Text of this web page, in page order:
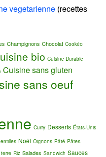
vegetarienne (recettes
Champignons Chocolat Cookéo
bio Cuisine Durable
Cuisine sans gluten
sans oeuf
Curry Desserts États-Unis
Noël Oignons Pâté Pâtes
Riz Salades Sandwich Sauces